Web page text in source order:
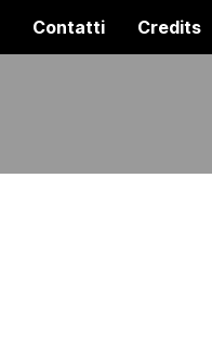
Contatti Credits